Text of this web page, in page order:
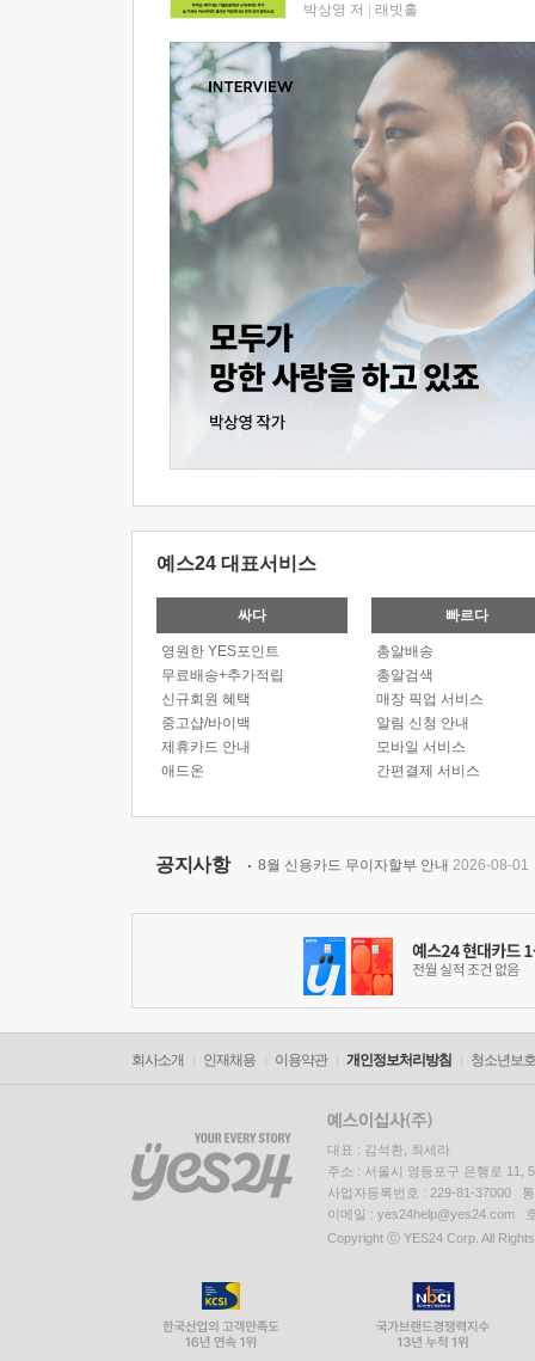
박상영 저 래빗홀
예스24 대표서비스
싸다
영원한 YES포인트
무료배송+추가적립
신규회원 혜택
중고샵/바이백
제휴카드 안내
애드온
빠르다
총알배송
총알검색
매장 픽업 서비스
알림 신청 안내
모바일 서비스
간편결제 서비스
공지사항 8월 신용카드 무이자할부 안내 2026-08-01
회사소개 인재채용 이용약관 개인정보처리방침 청소년보
대표 : 김석환, 최세라
주소 : 서울시 영등포구 은행로 11,
사업자등록번호 : 229-81-37000
이메일 : yes24help@yes24.com
Copyright ⓒ YES24 Corp. All